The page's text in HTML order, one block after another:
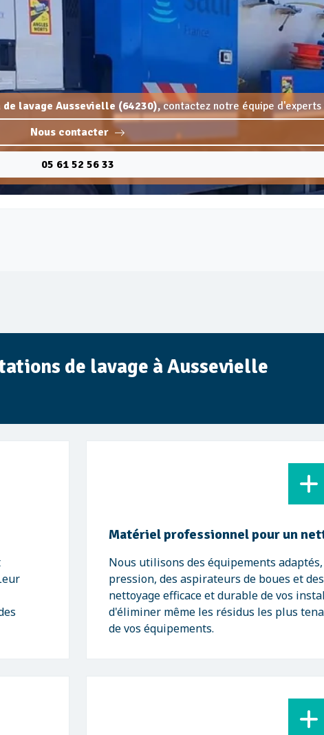
lavage Aussevielle (64230),contactez notre équipe d'experts
Nous contacter
05 61 52 56 33
de lavage à Aussevielle
Matériel professionnel pour un
Nous utilisons des équipements
pression, des aspirateurs de boues et
nettoyage efficace et durable de vos
d'éliminer même les résidus les plus
de vos équipements.